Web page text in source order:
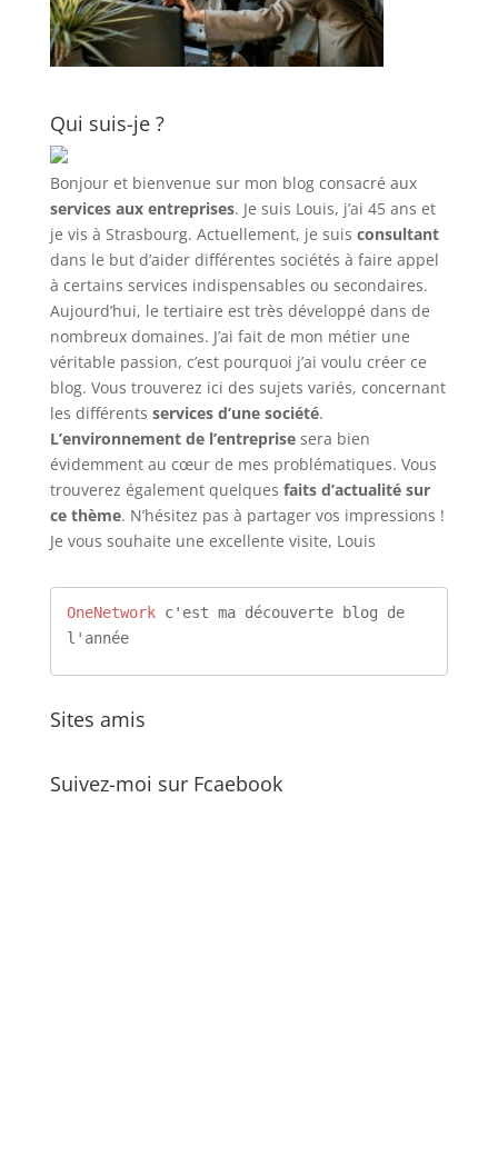
Qui suis-je ?
Bonjour et bienvenue sur mon blog consacré aux
services aux entreprises. Je suis Louis, j’ai 45 ans et
je vis à Strasbourg. Actuellement, je suis consultant
dans le but d’aider différentes sociétés à faire appel
à certains services indispensables ou secondaires.
Aujourd’hui, le tertiaire est très développé dans de
nombreux domaines. J’ai fait de mon métier une
véritable passion, c’est pourquoi j’ai voulu créer ce
blog. Vous trouverez ici des sujets variés, concernant
les différents services d’une société.
L’environnement de l’entreprisesera bien
évidemment au cœur de mes problématiques. Vous
trouverez également quelques faits d’actualité sur
ce thème. N’hésitez pas à partager vos impressions !
Je vous souhaite une excellente visite, Louis
OneNetwork c'est ma découverte blog de
l'année
Sites amis
Suivez-moi sur Fcaebook